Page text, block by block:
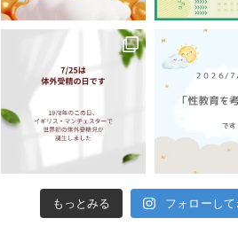
もっとみる フォローし